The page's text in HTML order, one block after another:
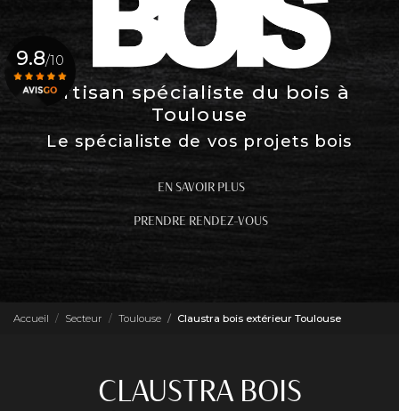
Artisan spécialiste du bois à
Toulouse
Le spécialiste de vos projets bois
EN SAVOIR PLUS
PRENDRE RENDEZ-VOUS
9.8/10
Accueil Secteur Toulouse Claustra bois extérieur Toulouse
CLAUSTRA BOIS